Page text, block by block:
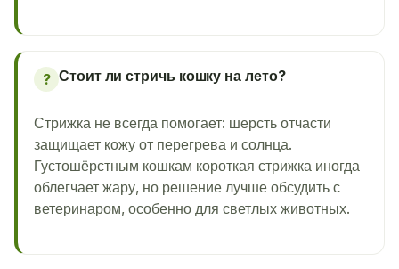
? Стоит ли стричь кошку на лето?
Стрижка не всегда помогает: шерсть отчасти
защищает кожу от перегрева и солнца.
Густошёрстным кошкам короткая стрижка иногда
облегчает жару, но решение лучше обсудить с
ветеринаром, особенно для светлых животных.